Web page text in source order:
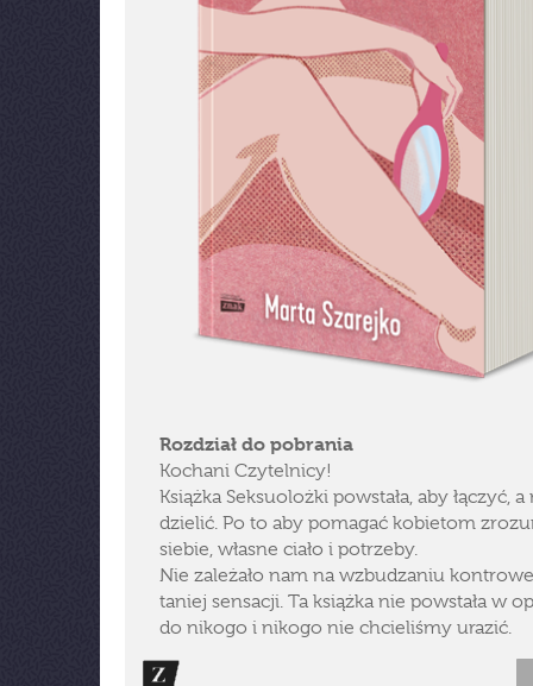
Rozdział do pobrania
Kochani Czytelnicy!
Książka Seksuolożki powstała, aby łączyć, a
dzielić. Po to aby pomagać kobietom
siebie, własne ciało i potrzeby.
Nie zależało nam na wzbudzaniu
taniej sensacji. Ta książka nie powstała w
do nikogo i nikogo nie chcieliśmy urazić.